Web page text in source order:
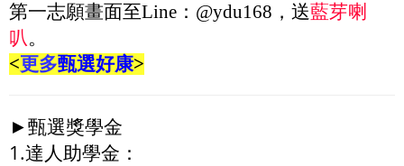
第一志願畫面至Line：@ydu168 ，送藍芽喇
叭。
<更多甄選好康>
►甄選獎學金
1.達人助學金：